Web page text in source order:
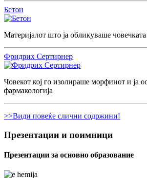
Бетон
Материјалот што ја обликуваше
Фридрих Сертирнер
Човекот кој го изолираше морфинот и ја
фармакологија
>>Види повеќе слични содржини!
Презентации и поимници
Презентации за основно образование